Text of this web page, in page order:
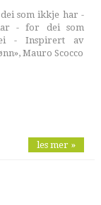
som ikkje har -
- for dei som
- Inspirert av
Mauro Scocco
les mer »